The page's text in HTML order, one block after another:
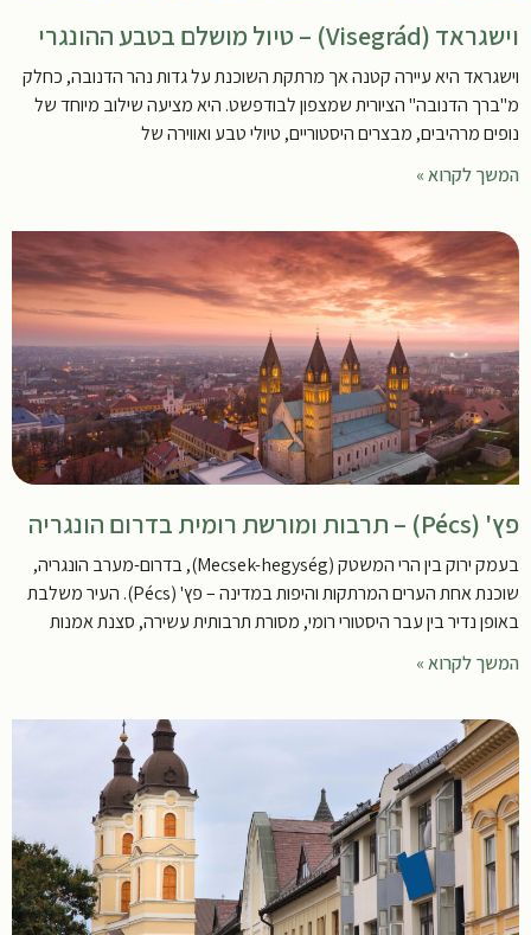
וישגראד (Visegrád) – טיול מושלם בטבע ההונגרי
וישגראד היא עיירה קטנה אך מרתקת השוכנת על גדות נהר הדנובה, כחלק
מ"ברך הדנובה" הציורית שמצפון לבודפשט. היא מציעה שילוב מיוחד של
נופים מרהיבים, מבצרים היסטוריים, טיולי טבע ואווירה של
המשך לקרוא »
פץ' (Pécs) – תרבות ומורשת רומית בדרום הונגריה
בעמק ירוק בין הרי המשטק (Mecsek-hegység), בדרום-מערב הונגריה,
שוכנת אחת הערים המרתקות והיפות במדינה – פץ' (Pécs). העיר משלבת
באופן נדיר בין עבר היסטורי רומי, מסורת תרבותית עשירה, סצנת אמנות
המשך לקרוא »